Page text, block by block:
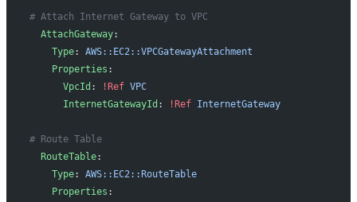
# Attach Internet Gateway to VPC
  AttachGateway
:
    Type
: AWS::EC2::VPCGatewayAttachment
    Properties
:
      VpcId
: !Ref VPC
      InternetGatewayId
: !Ref InternetGateway
# Route Table
  RouteTable
:
    Type
: AWS::EC2::RouteTable
    Properties
: